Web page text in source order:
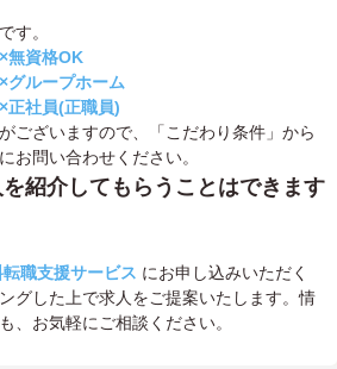
す。
無資格OK
グループホーム
正社員(正職員)
ございますので、「こだわり条件」から
お問い合わせください。
紹介してもらうことはできます
職支援サービス にお申し込みいただく
グした上で求人をご提案いたします。情
、お気軽にご相談ください。